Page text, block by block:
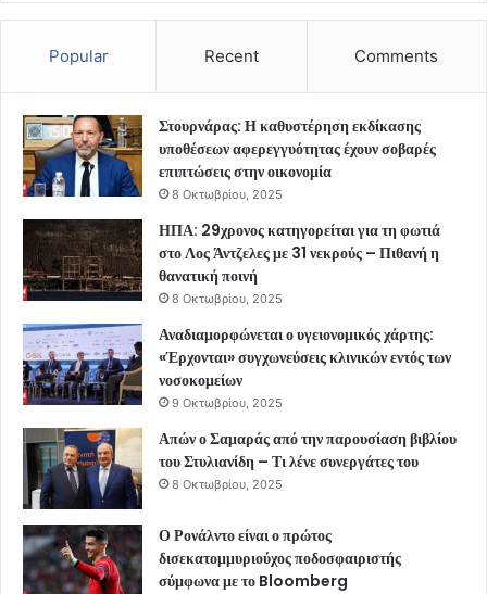
Popular Recent Comments
Στουρνάρας: Η καθυστέρηση εκδίκασης
υποθέσεων αφερεγγυότητας έχουν σοβαρές
επιπτώσεις στην οικονομία
8 Οκτωβρίου, 2025
ΗΠΑ: 29χρονος κατηγορείται για τη φωτιά
στο Λος Άντζελες με 31 νεκρούς – Πιθανή η
θανατική ποινή
8 Οκτωβρίου, 2025
Αναδιαμορφώνεται ο υγειονομικός χάρτης:
«Έρχονται» συγχωνεύσεις κλινικών εντός των
νοσοκομείων
9 Οκτωβρίου, 2025
Απών ο Σαμαράς από την παρουσίαση βιβλίου
του Στυλιανίδη – Τι λένε συνεργάτες του
8 Οκτωβρίου, 2025
Ο Ρονάλντο είναι ο πρώτος
δισεκατομμυριούχος ποδοσφαιριστής
σύμφωνα με το Bloomberg